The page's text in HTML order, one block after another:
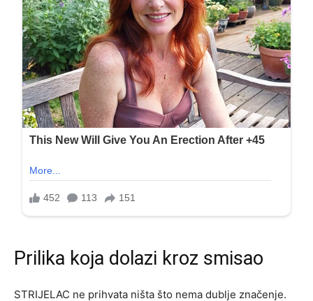
Prilika koja dolazi kroz smisao
STRIJELAC ne prihvata ništa što nema dublje značenje.